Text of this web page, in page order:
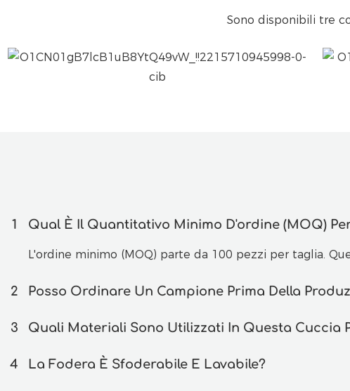
Sono disponibili tre
1 Qual È Il Quantitativo Minimo D'ordine (MOQ)
L'ordine minimo (MOQ) parte da 100 pezzi per taglia.
2 Posso Ordinare Un Campione Prima Della
3 Quali Materiali Sono Utilizzati In Questa Cuccia
4 La Fodera È Sfoderabile E Lavabile?